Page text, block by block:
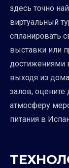
здесь точно
виртуальный
спланировать
выставки или
достижениями
выходя из
залов, оцените
атмосферу
питания в